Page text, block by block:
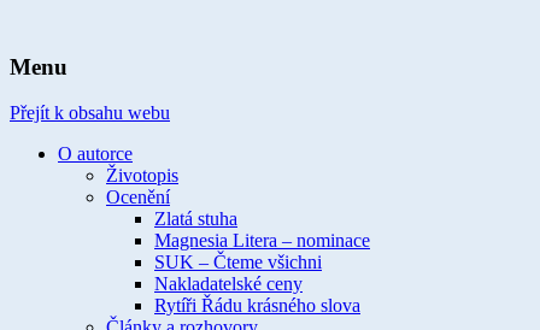
Ivona Březinová
Menu
Přejít k obsahu webu
O autorce
Životopis
Ocenění
Zlatá stuha
Magnesia Litera – nominace
SUK – Čteme všichni
Nakladatelské ceny
Rytíři Řádu krásného slova